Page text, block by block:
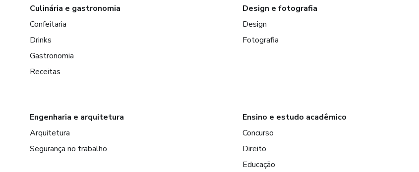
Culinária e gastronomia
Confeitaria
Drinks
Gastronomia
Receitas
Design e fotografia
Design
Fotografia
Engenharia e arquitetura
Arquitetura
Segurança no trabalho
Ensino e estudo acadêmico
Concurso
Direito
Educação